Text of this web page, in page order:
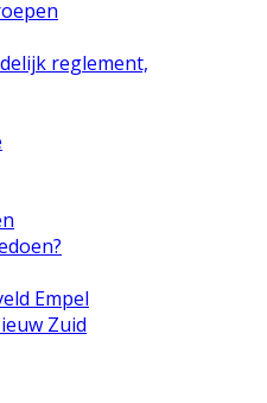
reglement,
Empel
Zuid